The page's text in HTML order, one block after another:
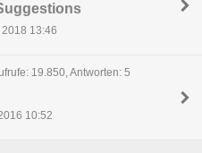
13:46
19.850, Antworten: 5
10:52